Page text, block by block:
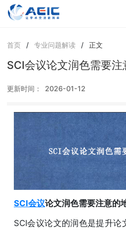
首页 / 专业问题解读 / 正文
SCI会议论文润色需要注
更新时间： 2026-01-12
SCI会议论文润色需要注意的
SCI会议论文的润色是提升论